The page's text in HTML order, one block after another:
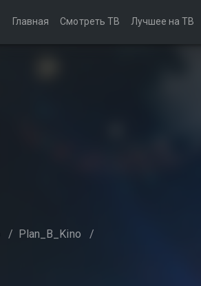
Главная Смотреть ТВ Лучшее на ТВ
/ Plan_B_Kino /